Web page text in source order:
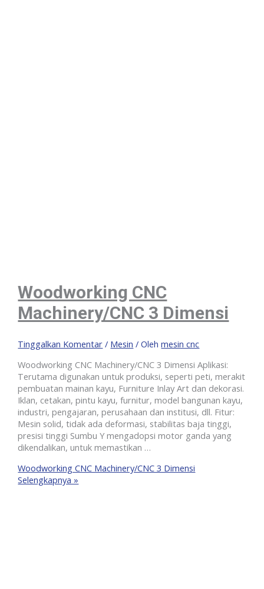
Woodworking CNC
Machinery/CNC 3 Dimensi
Tinggalkan Komentar / Mesin / Olehmesin cnc
Woodworking CNC Machinery/CNC 3 Dimensi Aplikasi:
Terutama digunakan untuk produksi, seperti peti, merakit
pembuatan mainan kayu, Furniture Inlay Art dan dekorasi.
Iklan, cetakan, pintu kayu, furnitur, model bangunan kayu,
industri, pengajaran, perusahaan dan institusi, dll. Fitur:
Mesin solid, tidak ada deformasi, stabilitas baja tinggi,
presisi tinggi Sumbu Y mengadopsi motor ganda yang
dikendalikan, untuk memastikan …
Woodworking CNC Machinery/CNC 3 Dimensi
Selengkapnya »